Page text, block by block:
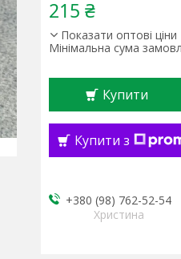
215 ₴
Показати оптові ціни
Мінімальна сума
Купити
Купити з
+380 (98) 762-52-54
Христина